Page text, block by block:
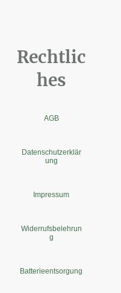
Rechtlic
hes
AGB
Datenschutzerklär
ung
Impressum
Widerrufsbelehrun
g
Batterieentsorgung